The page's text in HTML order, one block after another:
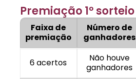
Premiação 1º sorteio
Faixa de
premiação
Número de
ganhadores
6 acertos
Não houve
ganhadores